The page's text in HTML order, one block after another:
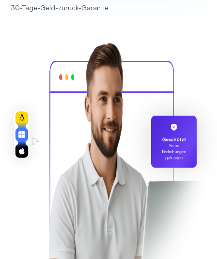
30-Tage-Geld-zurück-Garantie
Geschützt
Keine
Bedrohungen
gefunden